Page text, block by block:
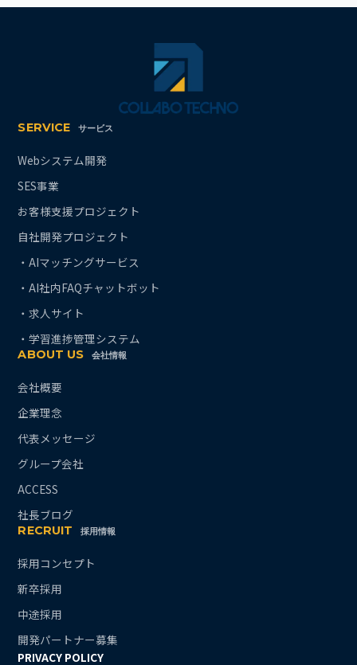
SERVICE サービス
Webシステム開発
SES事業
お客様支援プロジェクト
自社開発プロジェクト
・AIマッチングサービス
・AI社内FAQチャットボット
・求人サイト
・学習進捗管理システム
ABOUT US 会社情報
会社概要
企業理念
代表メッセージ
グループ会社
ACCESS
社長ブログ
RECRUIT 採用情報
採用コンセプト
新卒採用
中途採用
開発パートナー募集
PRIVACY POLICY